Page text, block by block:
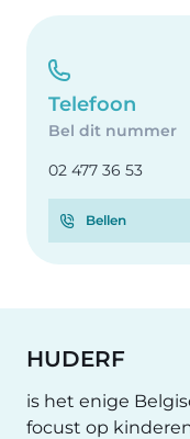
Telefoon
Bel dit nummer
02 477 36 53
Bellen
HUDERF
is het enige
focust op